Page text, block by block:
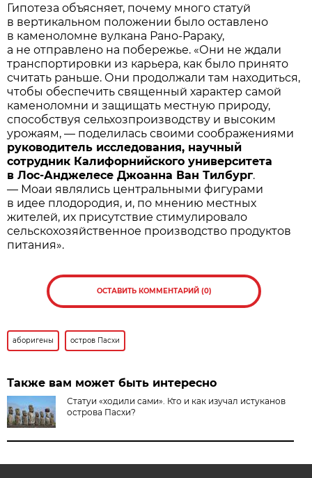
Гипотеза объясняет, почему много статуй
в вертикальном положении было оставлено
в каменоломне вулкана Рано-Рараку,
а не отправлено на побережье. «Они не ждали
транспортировки из карьера, как было принято
считать раньше. Они продолжали там находиться,
чтобы обеспечить священный характер самой
каменоломни и защищать местную природу,
способствуя сельхозпроизводству и высоким
урожаям, — поделилась своими соображениями
руководитель исследования, научный
сотрудник Калифорнийского университета
в Лос-Анджелесе Джоанна Ван Тилбург.
— Моаи являлись центральными фигурами
в идее плодородия, и, по мнению местных
жителей, их присутствие стимулировало
сельскохозяйственное производство продуктов
питания».
ОСТАВИТЬ КОММЕНТАРИЙ (0)
аборигены остров Пасхи
Также вам может быть интересно
Статуи «ходили сами». Кто и как изучал истуканов
острова Пасхи?